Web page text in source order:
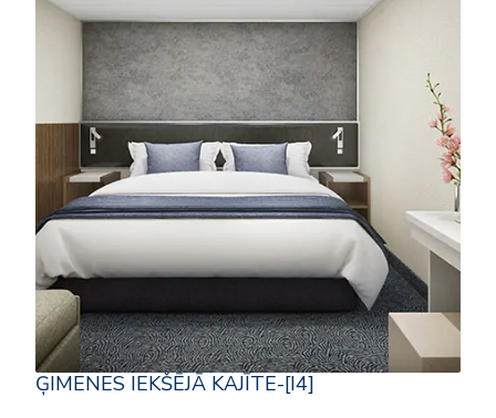
ĢIMENES IEKŠĒJĀ KAJĪTE-[I4]